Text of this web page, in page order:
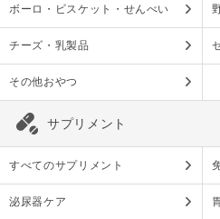
ボーロ・ビスケット・せんべい
チーズ・乳製品
その他おやつ
サプリメント
すべてのサプリメント
泌尿器ケア